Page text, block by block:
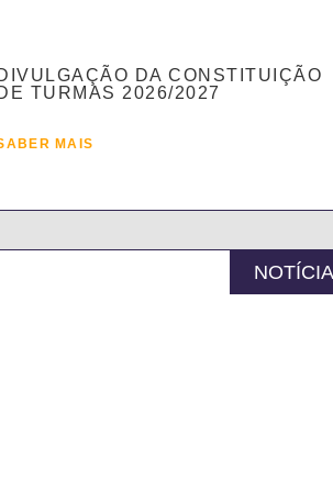
DA CONSTITUIÇÃO
TURMAS 2026/2027
MAIS